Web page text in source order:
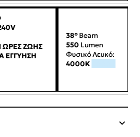
ΩΡΕΣ ΖΩΗΣ
ΕΓΓΥΗΣΗ
38° Beam
550 Lumen
Φυσικό Λευκό:
4000Κ